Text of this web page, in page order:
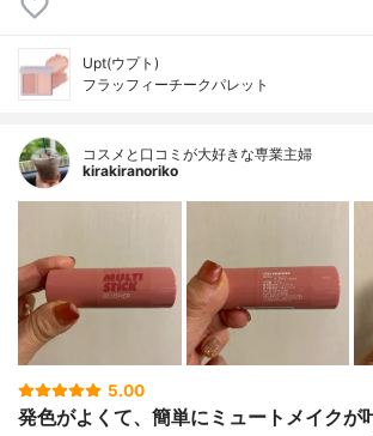
Upt(ウプト)
フラッフィーチークパレット
コスメと口コミが大好きな専業主婦
kirakiranoriko
5.00
発色がよくて、簡単にミュートメイクが